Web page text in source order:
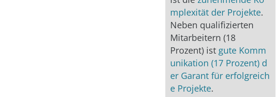
mplexität der Projekte.
Neben qualifizierten
Mitarbeitern (18
Prozent) ist gute Komm
unikation (17 Prozent) d
er Garant für erfolgreich
e Projekte.